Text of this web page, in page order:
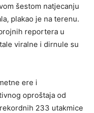
šestom natjecanju
plakao je na terenu.
reportera u
viralne i dirnule su
ere i
oproštaja od
233 utakmice